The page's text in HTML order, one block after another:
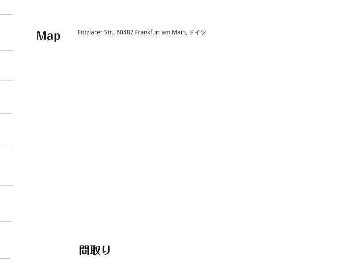
Map Fritzlarer Str., 60487 Frankfurt am Main, ドイツ
間取り